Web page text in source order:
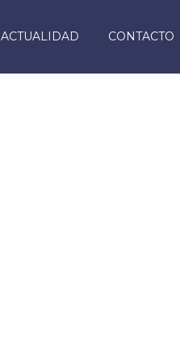
ACTUALIDAD CONTACTO